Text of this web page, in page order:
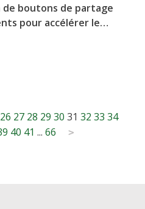
boutons de partage
pour accélérer le
26 27 28 29 30 31 32 33 34
40 41 ... 66 >